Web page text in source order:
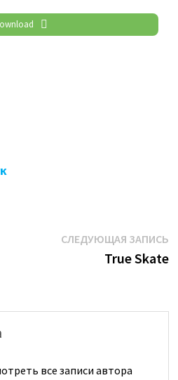
СЛЕДУЮЩАЯ ЗАПИСЬ
True Skate
все записи автора